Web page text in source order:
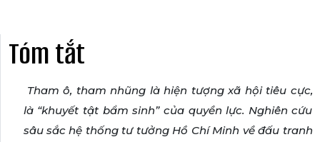
Tóm tắt
Tham ô, tham nhũng là hiện tượng xã hội tiêu cực,
là “khuyết tật bẩm sinh” của quyền lực. Nghiên cứu
sâu sắc hệ thống tư tưởng Hồ Chí Minh về đấu tranh